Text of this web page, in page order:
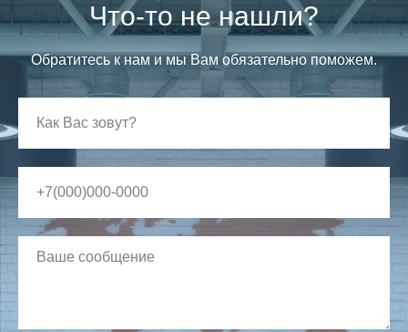
Что-то не нашли?
Обратитесь к нам и мы Вам обязательно поможем.